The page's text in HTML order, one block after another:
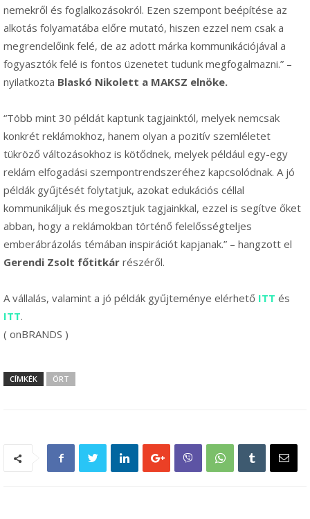
nemekről és foglalkozásokról. Ezen szempont beépítése az
alkotás folyamatába előre mutató, hiszen ezzel nem csak a
megrendelőink felé, de az adott márka kommunikációjával a
fogyasztók felé is fontos üzenetet tudunk megfogalmazni.” –
nyilatkozta Blaskó Nikolett a MAKSZ elnöke.
“Több mint 30 példát kaptunk tagjainktól, melyek nemcsak
konkrét reklámokhoz, hanem olyan a pozitív szemléletet
tükröző változásokhoz is kötődnek, melyek például egy-egy
reklám elfogadási szempontrendszeréhez kapcsolódnak. A jó
példák gyűjtését folytatjuk, azokat edukációs céllal
kommunikáljuk és megosztjuk tagjainkkal, ezzel is segítve őket
abban, hogy a reklámokban történő felelősségteljes
emberábrázolás témában inspirációt kapjanak.” – hangzott el
Gerendi Zsolt főtitkár részéről.
A vállalás, valamint a jó példák gyűjteménye elérhető ITT és
ITT.
( onBRANDS )
CÍMKÉK ÖRT